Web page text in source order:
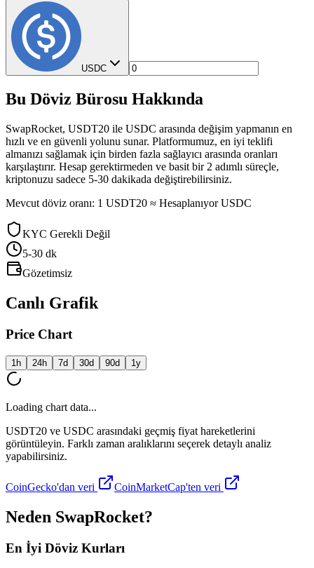
USDC
Bu Döviz Bürosu Hakkında
SwapRocket, USDT20 ile USDC arasında değişim yapmanın en
hızlı ve en güvenli yolunu sunar. Platformumuz, en iyi teklifi
almanızı sağlamak için birden fazla sağlayıcı arasında oranları
karşılaştırır. Hesap gerektirmeden ve basit bir 2 adımlı süreçle,
kriptonuzu sadece 5-30 dakikada değiştirebilirsiniz.
Mevcut döviz oranı: 1 USDT20 ≈ Hesaplanıyor USDC
KYC Gerekli Değil
5-30 dk
Gözetimsiz
Canlı Grafik
Price Chart
1h 24h 7d 30d 90d 1y
Loading chart data...
USDT20 ve USDC arasındaki geçmiş fiyat hareketlerini
görüntüleyin. Farklı zaman aralıklarını seçerek detaylı analiz
yapabilirsiniz.
CoinGecko'dan veri CoinMarketCap'ten veri
Neden SwapRocket?
En İyi Döviz Kurları